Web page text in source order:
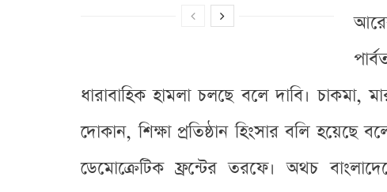
ধারাবাহিক হামলা চলছে বলে দাবি। চাকমা,
দোকান, শিক্ষা প্রতিষ্ঠান হিংসার বলি
ডেমোক্রেটিক ফ্রন্টের তরফে। অথচ